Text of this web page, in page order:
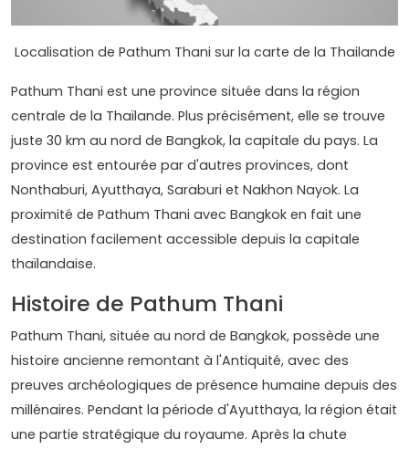
Localisation de Pathum Thani sur la carte de la Thailande
Pathum Thani est une province située dans la région
centrale de la Thaïlande. Plus précisément, elle se trouve
juste 30 km au nord de Bangkok, la capitale du pays. La
province est entourée par d'autres provinces, dont
Nonthaburi, Ayutthaya, Saraburi et Nakhon Nayok. La
proximité de Pathum Thani avec Bangkok en fait une
destination facilement accessible depuis la capitale
thaïlandaise.
Histoire de Pathum Thani
Pathum Thani, située au nord de Bangkok, possède une
histoire ancienne remontant à l'Antiquité, avec des
preuves archéologiques de présence humaine depuis des
millénaires. Pendant la période d'Ayutthaya, la région était
une partie stratégique du royaume. Après la chute